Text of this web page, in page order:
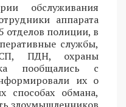
обслуживания
аппарата
отделов полиции, в
службы,
ПДН, охраны
пообщались с
их о
способах обмана,